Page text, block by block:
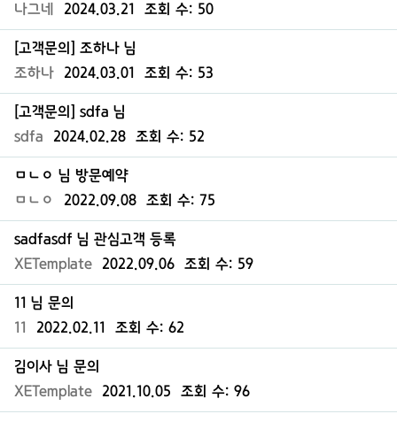
나그네
2024.03.21 조회 수: 50
[고객문의] 조하나 님
조하나
2024.03.01 조회 수: 53
[고객문의] sdfa 님
sdfa
2024.02.28 조회 수: 52
ㅁㄴㅇ 님 방문예약
ㅁㄴㅇ
2022.09.08 조회 수: 75
sadfasdf 님 관심고객 등록
XETemplate
2022.09.06 조회 수: 59
11 님 문의
11
2022.02.11 조회 수: 62
김이사 님 문의
XETemplate
2021.10.05 조회 수: 96